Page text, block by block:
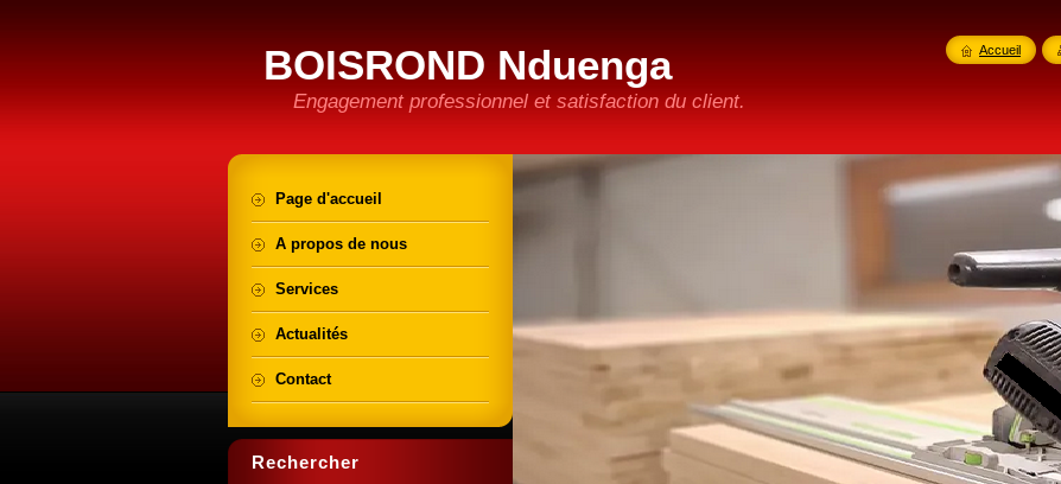
BOISROND Nduenga
Engagement professionnel et satisfaction du client.
Page d'accueil
A propos de nous
Services
Actualités
Contact
Rechercher
Accueil